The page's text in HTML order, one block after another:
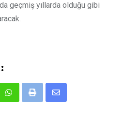
geçmiş yıllarda olduğu gibi
WhatsappPrint
Share